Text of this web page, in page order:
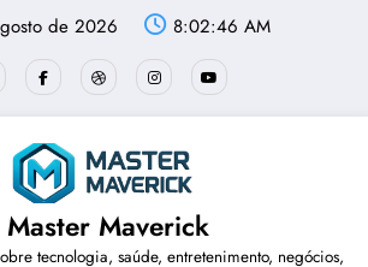
de 2026 8:02:46 AM
Master Maverick
tecnologia, saúde, entretenimento, negócios,